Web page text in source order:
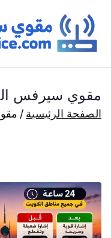
المحتوى
مقوي سيرفس
الصفحة الرئيسية